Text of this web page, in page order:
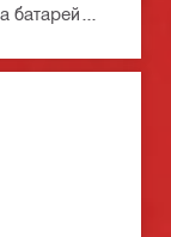
батарей